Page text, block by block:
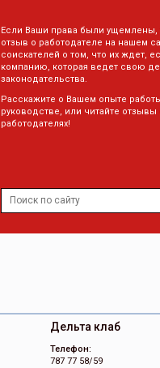
Если Ваши права были ущемлены,
отзыв о работодателе на нашем
соискателей о том, что их ждет,
компанию, которая ведет свою
законодательства.
Расскажите о Вашем опыте
руководстве, или читайте
работодателях!
Дельта клаб
Телефон:
787 77 58/59